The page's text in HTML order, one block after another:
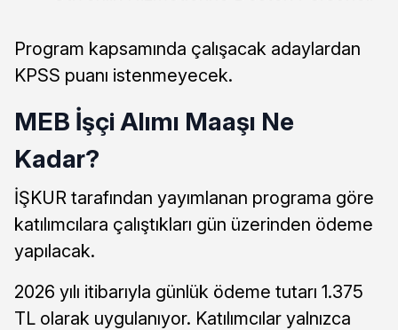
Program kapsamında çalışacak adaylardan
KPSS puanı istenmeyecek.
MEB İşçi Alımı Maaşı Ne
Kadar?
İŞKUR tarafından yayımlanan programa göre
katılımcılara çalıştıkları gün üzerinden ödeme
yapılacak.
2026 yılı itibarıyla günlük ödeme tutarı 1.375
TL olarak uygulanıyor. Katılımcılar yalnızca